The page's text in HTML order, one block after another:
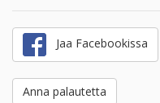
Jaa Facebookissa
Anna palautetta